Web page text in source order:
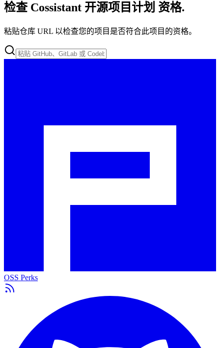
检查 Cossistant 开源项目计划 资格.
粘贴仓库 URL 以检查您的项目是否符合此项目的资格。
OSS Perks